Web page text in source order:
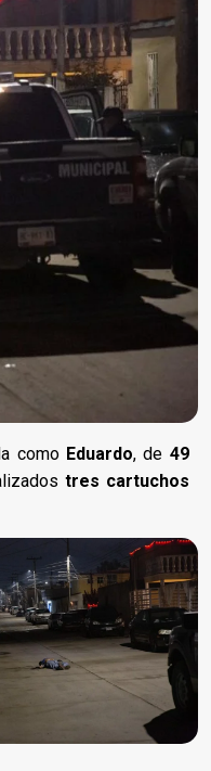
como Eduardo, de 49
tres cartuchos